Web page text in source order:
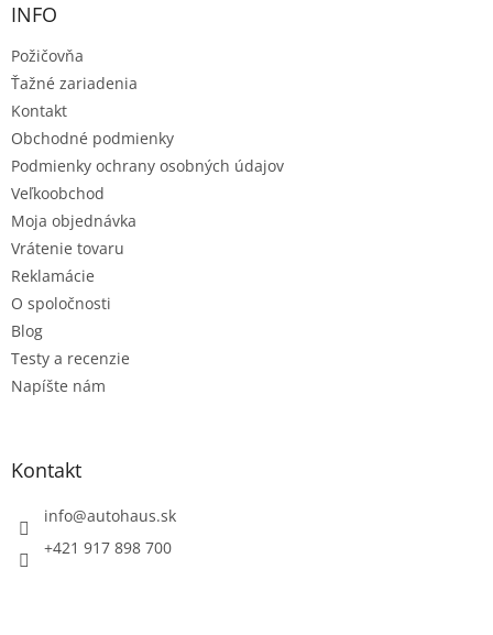
INFO
Požičovňa
Ťažné zariadenia
Kontakt
Obchodné podmienky
Podmienky ochrany osobných údajov
Veľkoobchod
Moja objednávka
Vrátenie tovaru
Reklamácie
O spoločnosti
Blog
Testy a recenzie
Napíšte nám
Kontakt
info@autohaus.sk
+421 917 898 700